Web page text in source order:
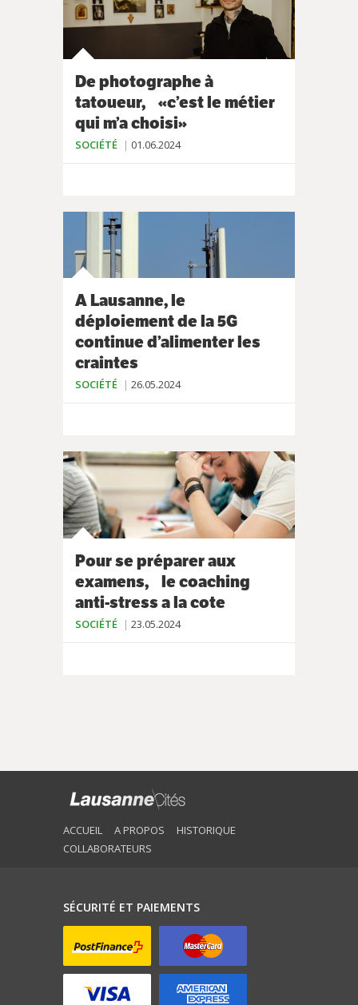
De photographe à
tatoueur, «c’est le métier
qui m’a choisi»
SOCIÉTÉ 01.06.2024
A Lausanne, le
déploiement de la 5G
continue d’alimenter les
craintes
SOCIÉTÉ 26.05.2024
Pour se préparer aux
examens, le coaching
anti-stress a la cote
SOCIÉTÉ 23.05.2024
ACCUEIL A PROPOS
HISTORIQUE
COLLABORATEURS
SÉCURITÉ ET PAIEMENTS